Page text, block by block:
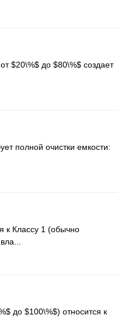
$20\%$ до $80\%$ создает
полной очистки емкости:
к Классу 1 (обычно
до $100\%$) относится к